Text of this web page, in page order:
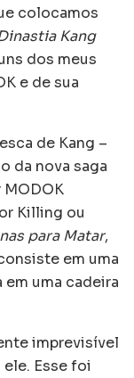
colocamos
Kang
dos meus
e de sua
de Kang –
da nova saga
Killing ou
para Matar,
em uma
uma cadeira
imprevisível
Esse foi